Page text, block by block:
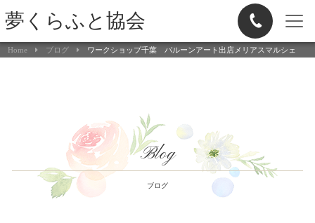
夢くらふと協会
Home ブログ ワークショップ千葉 バルーンアート出店メリアスマルシェ
Blog
ブログ